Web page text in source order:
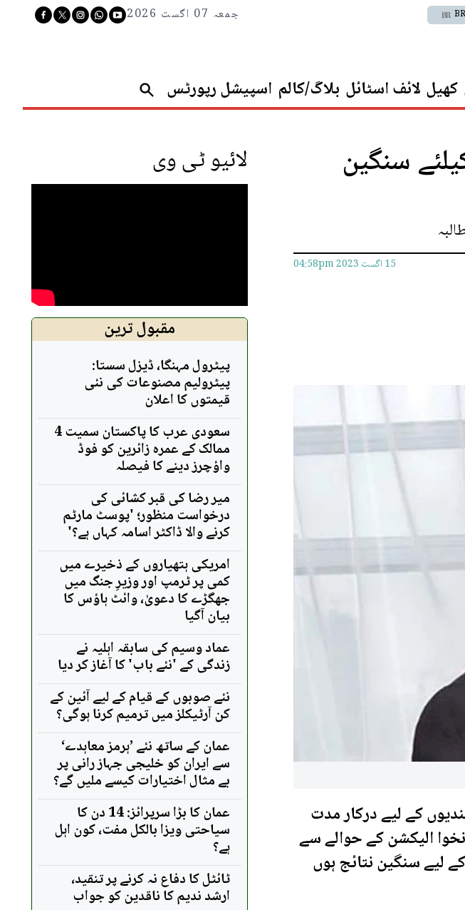
جمعہ 07 اگست 2026
کھیل لائف اسٹائل بلاگ/کالم اسپیشل رپورٹس
سنگین
15 اگست 2023 04:58pm
کے لیے درکار مدت
الیکشن کے حوالے سے
لیے سنگین نتائج ہوں
لائیو ٹی وی
مقبول ترین
پیٹرول مہنگا، ڈیزل سستا:
پیٹرولیم مصنوعات کی نئی
قیمتوں کا اعلان
سعودی عرب کا پاکستان سمیت 4
ممالک کے عمرہ زائرین کو فوڈ
واؤچرز دینے کا فیصلہ
میر رضا کی قبر کشائی کی
درخواست منظور؛ 'پوسٹ مارٹم
کرنے والا ڈاکٹر اسامہ کہاں ہے؟'
امریکی ہتھیاروں کے ذخیرے میں
کمی پر ٹرمپ اور وزیرِ جنگ میں
جھگڑے کا دعویٰ، وائٹ ہاؤس کا
بیان آگیا
عماد وسیم کی سابقہ اہلیہ نے
زندگی کے 'نئے باب' کا آغاز کر دیا
نئے صوبوں کے قیام کے لیے آئین کے
کن آرٹیکلز میں ترمیم کرنا ہوگی؟
عمان کے ساتھ نئے ’ہرمز معاہدے‘
سے ایران کو خلیجی جہاز رانی پر
بے مثال اختیارات کیسے ملیں گے؟
عمان کا بڑا سرپرائز: 14 دن کا
سیاحتی ویزا بالکل مفت، کون اہل
ہے؟
ٹائٹل کا دفاع نہ کرنے پر تنقید،
ارشد ندیم کا ناقدین کو جواب